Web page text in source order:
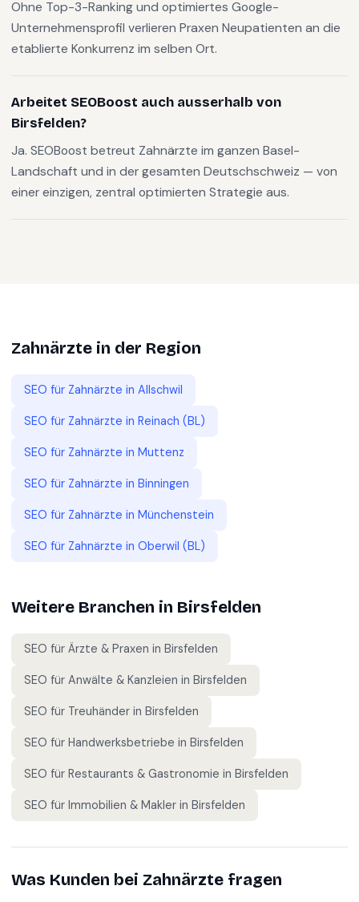
Ohne Top-3-Ranking und optimiertes Google-
Unternehmensprofil verlieren Praxen Neupatienten an die
etablierte Konkurrenz im selben Ort.
Arbeitet SEOBoost auch ausserhalb von
Birsfelden?
Ja. SEOBoost betreut Zahnärzte im ganzen Basel-
Landschaft und in der gesamten Deutschschweiz — von
einer einzigen, zentral optimierten Strategie aus.
Zahnärzte in der Region
SEO für Zahnärzte in Allschwil
SEO für Zahnärzte in Reinach (BL)
SEO für Zahnärzte in Muttenz
SEO für Zahnärzte in Binningen
SEO für Zahnärzte in Münchenstein
SEO für Zahnärzte in Oberwil (BL)
Weitere Branchen in Birsfelden
SEO für Ärzte & Praxen in Birsfelden
SEO für Anwälte & Kanzleien in Birsfelden
SEO für Treuhänder in Birsfelden
SEO für Handwerksbetriebe in Birsfelden
SEO für Restaurants & Gastronomie in Birsfelden
SEO für Immobilien & Makler in Birsfelden
Was Kunden bei Zahnärzte fragen